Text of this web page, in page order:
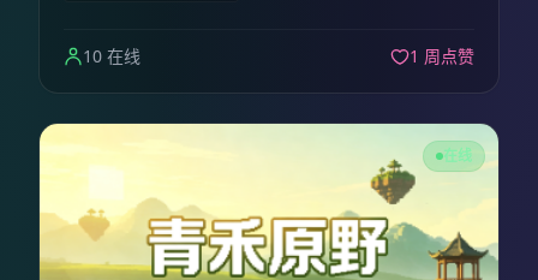
10 在线 1 周点赞
在线